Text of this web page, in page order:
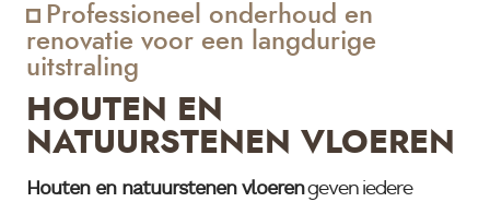
Professioneel onderhoud en
renovatie voor een langdurige
uitstraling
HOUTEN EN
NATUURSTENEN VLOEREN
Houten en natuurstenen vloerengeven iedere